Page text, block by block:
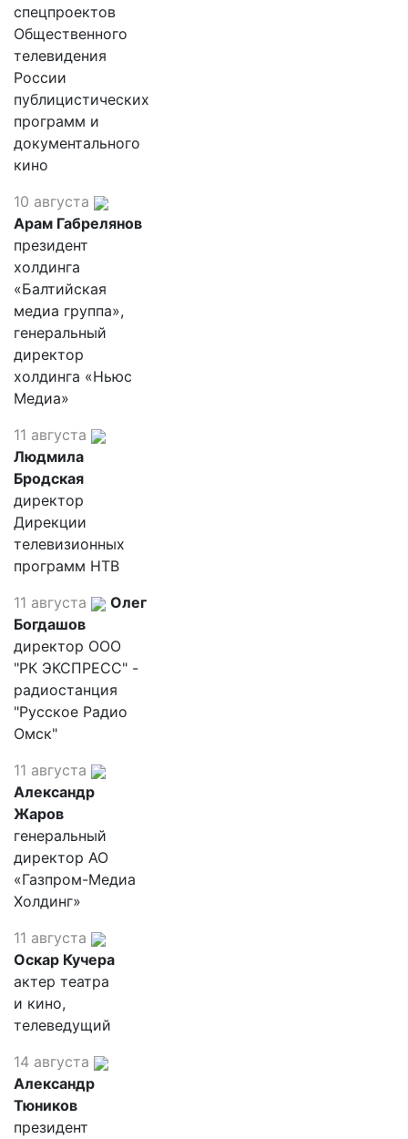
спецпроектов
Общественного
телевидения
России
публицистических
программ и
документального
кино
10 августа
Арам Габрелянов
президент
холдинга
«Балтийская
медиа группа»,
генеральный
директор
холдинга «Ньюс
Медиа»
11 августа
Людмила
Бродская
директор
Дирекции
телевизионных
программ НТВ
11 августа
Олег
Богдашов
директор ООО
"РК ЭКСПРЕСС" -
радиостанция
"Русское Радио
Омск"
11 августа
Александр
Жаров
генеральный
директор АО
«Газпром-Медиа
Холдинг»
11 августа
Оскар Кучера
актер театра
и кино,
телеведущий
14 августа
Александр
Тюников
президент